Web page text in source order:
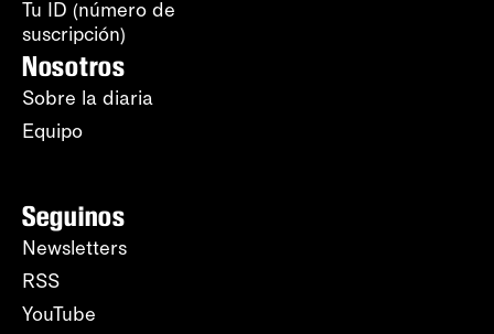
Tu ID (número de
suscripción)
Nosotros
Sobre la diaria
Equipo
Seguinos
Newsletters
RSS
YouTube